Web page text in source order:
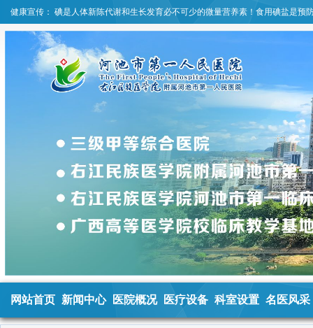
健康宣传： 碘是人体新陈代谢和生长发育必不可少的微量营养素！食用碘盐是预
网站首页 新闻中心 医院概况 医疗设备 科室设置 名医风采